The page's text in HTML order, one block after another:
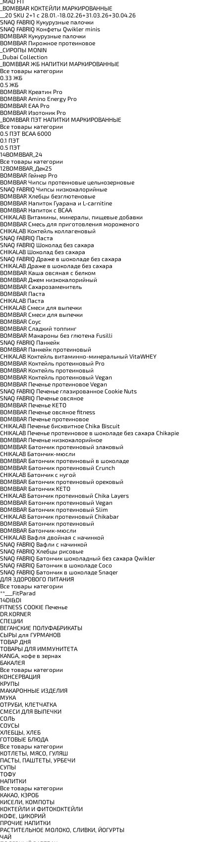
_BOMBBAR КОКТЕЙЛИ МАРКИРОВАННЫЕ
__20 SKU 2+1 с 28.01.-18.02.26+31.03.26+30.04.26
SNAQ FABRIQ Кукурузные палочки
SNAQ FABRIQ Конфеты Qwikler minis
BOMBBAR Кукурузные палочки
BOMBBAR Пирожное протеиновое
_CИРОПЫ MONIN
_Dubai Collection
_BOMBBAR ЖБ НАПИТКИ МАРКИРОВАННЫЕ
Все товары категории
0.33 ЖБ
0.5 ЖБ
BOMBBAR Креатин Pro
BOMBBAR Amino Energy Pro
BOMBBAR EAA Pro
BOMBBAR Изотоник Pro
_BOMBBAR ПЭТ НАПИТКИ МАРКИРОВАННЫЕ
Все товары категории
0.5 ПЭТ ВСАА 6000
0.1 ПЭТ
0.5 ПЭТ
14BOMBBAR_24
Все товары категории
12BOMBBAR_Дек25
BOMBBAR Гейнер Pro
BOMBBAR Чипсы протеиновые цельнозерновые
SNAQ FABRIQ Чипсы низкокалорийные
BOMBBAR Хлебцы безглютеновые
BOMBBAR Напиток Гуарана и L-carnitine
BOMBBAR Напиток с BCAA
CHIKALAB Витамины, минералы, пищевые добавки
BOMBBAR Смесь для приготовления мороженого
CHIKALAB Коктейль коллагеновый
SNAQ FABRIQ Паста
SNAQ FABRIQ Шоколад без сахара
CHIKALAB Шоколад без сахара
SNAQ FABRIQ Драже в шоколаде без сахара
CHIKALAB Драже в шоколаде без сахара
BOMBBAR Каша овсяная с белком
BOMBBAR Джем низкокалорийный
BOMBBAR Сахарозаменитель
BOMBBAR Паста
CHIKALAB Паста
CHIKALAB Смеси для выпечки
BOMBBAR Смеси для выпечки
BOMBBAR Соус
BOMBBAR Сладкий топпинг
BOMBBAR Макароны без глютена Fusilli
SNAQ FABRIQ Панкейк
BOMBBAR Панкейк протеиновый
CHIKALAB Коктейль витаминно-минеральный VitaWHEY
BOMBBAR Коктейль протеиновый Pro
BOMBBAR Коктейль протеиновый
BOMBBAR Коктейль протеиновый Vegan
BOMBBAR Печенье протеиновое Vegan
SNAQ FABRIQ Печенье глазированное Cookie Nuts
SNAQ FABRIQ Печенье овсяное
BOMBBAR Печенье KETO
BOMBBAR Печенье овсяное fitness
BOMBBAR Печенье протеиновое
CHIKALAB Печенье бисквитное Chika Biscuit
CHIKALAB Печенье протеиновое в шоколаде без сахара Chikapie
BOMBBAR Печенье низкокалорийное
BOMBBAR Батончик протеиновый злаковый
CHIKALAB Батончик-мюсли
BOMBBAR Батончик протеиновый в шоколаде
BOMBBAR Батончик протеиновый Crunch
CHIKALAB Батончик с нугой
BOMBBAR Батончик протеиновый ореховый
BOMBBAR Батончик KETO
CHIKALAB Батончик протеиновый Chika Layers
BOMBBAR Батончик протеиновый Vegan
BOMBBAR Батончик протеиновый Slim
CHIKALAB Батончик протеиновый Chikabar
BOMBBAR Батончик протеиновый
BOMBBAR Батончик-мюсли
CHIKALAB Вафля двойная с начинкой
SNAQ FABRIQ Вафли с начинкой
SNAQ FABRIQ Хлебцы рисовые
SNAQ FABRIQ Батончик шоколадный без сахара Qwikler
SNAQ FABRIQ Батончик в шоколаде Coco
SNAQ FABRIQ Батончик в шоколаде Snaqer
ДЛЯ ЗДОРОВОГО ПИТАНИЯ
Все товары категории
**___FitParad
14DI&DI
FITNESS COOKIE Печенье
DR.KORNER
СПЕЦИИ
ВЕГАНСКИЕ ПОЛУФАБРИКАТЫ
СЫРЫ для ГУРМАНОВ
TОВАР ДНЯ
TОВАРЫ ДЛЯ ИММУНИТЕТА
КANGA, кофе в зернах
БАКАЛЕЯ
Все товары категории
КОНСЕРВАЦИЯ
КРУПЫ
МАКАРОННЫЕ ИЗДЕЛИЯ
МУКА
ОТРУБИ, КЛЕТЧАТКА
СМЕСИ ДЛЯ ВЫПЕЧКИ
СОЛЬ
СОУСЫ
ХЛЕБЦЫ, ХЛЕБ
ГОТОВЫЕ БЛЮДА
Все товары категории
КОТЛЕТЫ, МЯСО, ГУЛЯШ
ПАСТЫ, ПАШТЕТЫ, УРБЕЧИ
СУПЫ
ТОФУ
НАПИТКИ
Все товары категории
КАКАО, КЭРОБ
КИСЕЛИ, КОМПОТЫ
КОКТЕЙЛИ И ФИТОКОКТЕЙЛИ
КОФЕ, ЦИКОРИЙ
ПРОЧИЕ НАПИТКИ
РАСТИТЕЛЬНОЕ МОЛОКО, СЛИВКИ, ЙОГУРТЫ
ЧАЙ